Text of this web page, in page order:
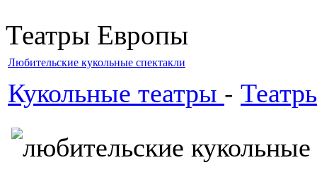
Театры Европы
Любительские кукольные спектакли
Кукольные театры -